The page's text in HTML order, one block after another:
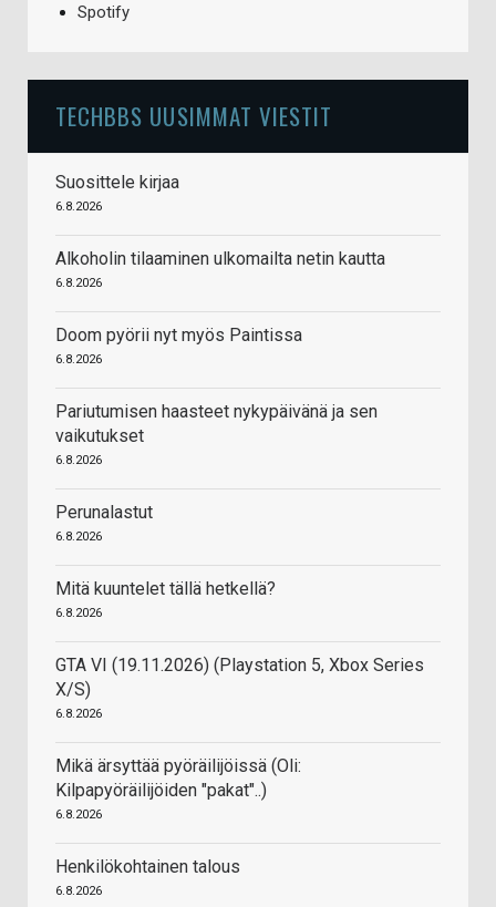
Spotify
TECHBBS UUSIMMAT VIESTIT
Suosittele kirjaa
6.8.2026
Alkoholin tilaaminen ulkomailta netin kautta
6.8.2026
Doom pyörii nyt myös Paintissa
6.8.2026
Pariutumisen haasteet nykypäivänä ja sen
vaikutukset
6.8.2026
Perunalastut
6.8.2026
Mitä kuuntelet tällä hetkellä?
6.8.2026
GTA VI (19.11.2026) (Playstation 5, Xbox Series
X/S)
6.8.2026
Mikä ärsyttää pyöräilijöissä (Oli:
Kilpapyöräilijöiden "pakat"..)
6.8.2026
Henkilökohtainen talous
6.8.2026